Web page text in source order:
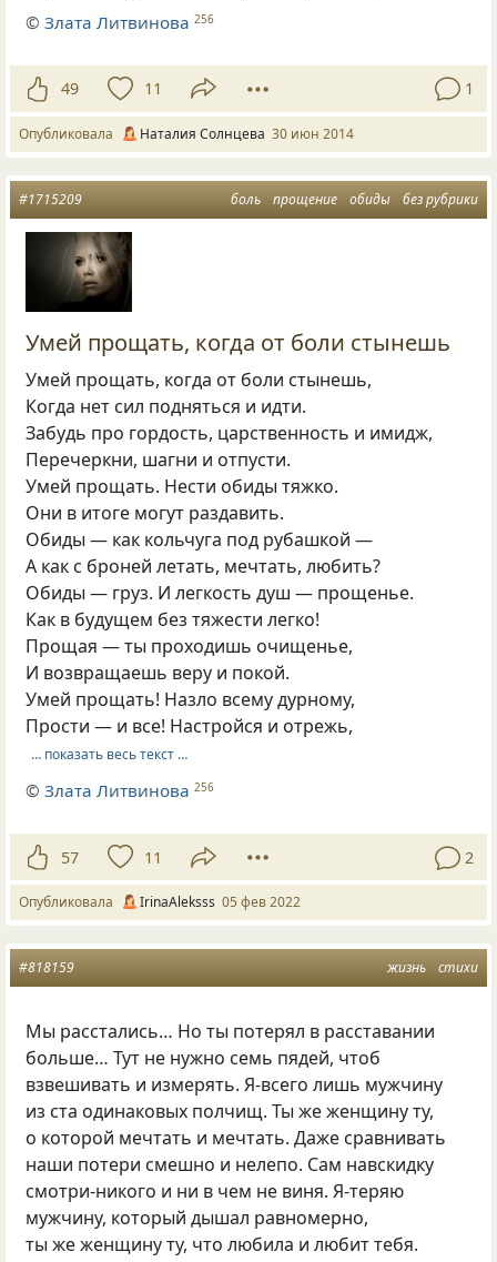
©Злата Литвинова 256
49 11 1
Опубликовала Наталия Солнцева 30 июн 2014
боль прощение обиды без рубрики
#1715209
Умей прощать, когда от боли стынешь
Умей прощать, когда от боли стынешь,
Когда нет сил подняться и идти.
Забудь про гордость, царственность и имидж,
Перечеркни, шагни и отпусти.
Умей прощать. Нести обиды тяжко.
Они в итоге могут раздавить.
Обиды — как кольчуга под рубашкой —
А как с броней летать, мечтать, любить?
Обиды — груз. И легкость душ — прощенье.
Как в будущем без тяжести легко!
Прощая — ты проходишь очищенье,
И возвращаешь веру и покой.
Умей прощать! Назло всему дурному,
Прости — и все! Настройся и отрежь,
… показать весь текст …
©Злата Литвинова 256
57 11 2
Опубликовала IrinaAleksss 05 фев 2022
жизнь стихи
#818159
Мы расстались… Но ты потерял в расставании
больше… Тут не нужно семь пядей, чтоб
взвешивать и измерять. Я-всего лишь мужчину
из ста одинаковых полчищ. Ты же женщину ту,
о которой мечтать и мечтать. Даже сравнивать
наши потери смешно и нелепо. Сам навскидку
смотри-никого и ни в чем не виня. Я-теряю
мужчину, который дышал равномерно,
ты же женщину ту, что любила и любит тебя.